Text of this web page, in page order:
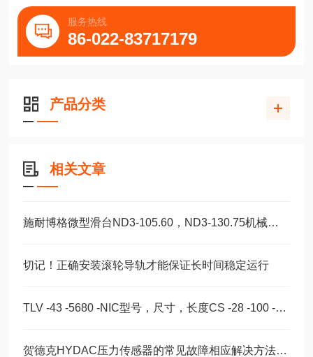
服务热线
86-022-83717179
产品分类
相关文章
施耐博格微型滑台ND3-105.60，ND3-130.75机械装配轴承
切记！正确安装滚轮导轨才能保证长时间稳定运行
TLV -43 -5680 -NIC型号，尺寸，长度CS -28 -100 -2RS -B -NIC 。
贺德克HYDAC压力传感器的常见故障相应解决方法分享